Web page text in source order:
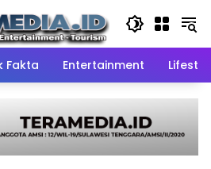
Fakta Entertainment